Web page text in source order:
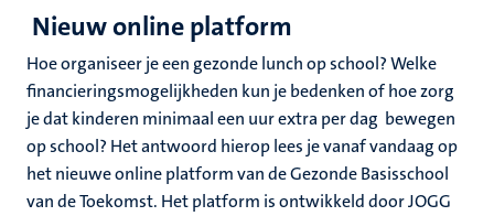
Nieuw online platform
Hoe organiseer je een gezonde lunch op school? Welke
financieringsmogelijkheden kun je bedenken of hoe zorg
je dat kinderen minimaal een uur extra per dag bewegen
op school? Het antwoord hierop lees je vanaf vandaag op
het nieuwe online platform van de Gezonde Basisschool
van de Toekomst. Het platform is ontwikkeld door JOGG